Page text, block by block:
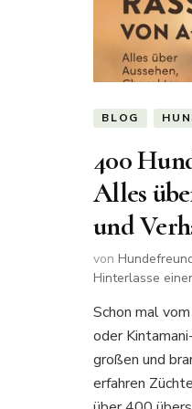
BLOG
400
Alles
und
von
Hinterlasse
Schon mal
oder
großen und
erfahren